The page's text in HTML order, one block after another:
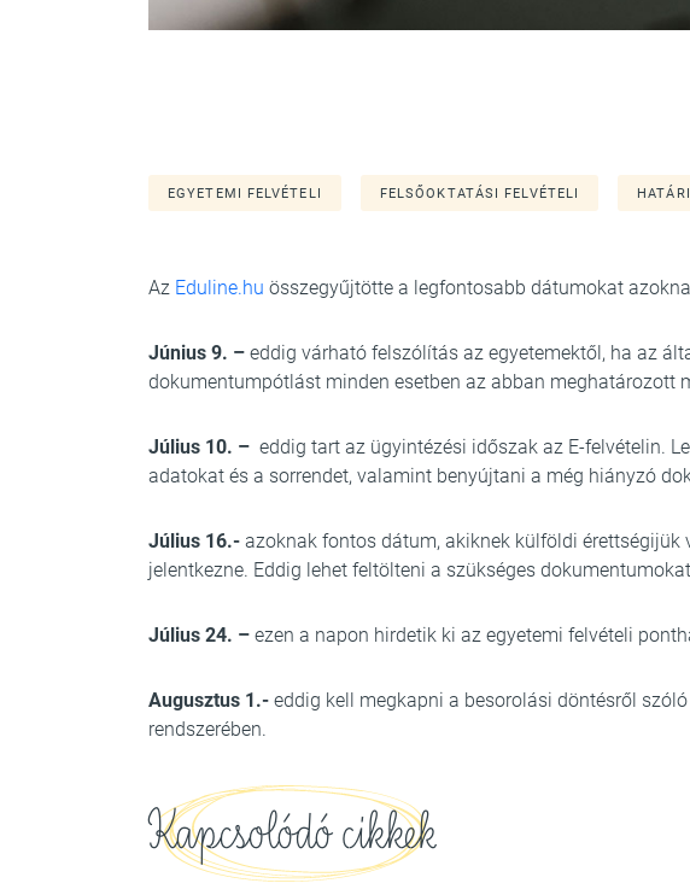
EGYETEMI FELVÉTELI FELSŐOKTATÁSI FELVÉTELI
Az Eduline.hu összegyűjtötte a legfontosabb dátumokat
Június 9. – eddig várható felszólítás az egyetemektől, ha az
dokumentumpótlást minden esetben az abban meghatározott
Július 10. – eddig tart az ügyintézési időszak az E-felvételin.
adatokat és a sorrendet, valamint benyújtani a még hiányzó
Július 16.- azoknak fontos dátum, akiknek külföldi érettségijük
jelentkezne. Eddig lehet feltölteni a szükséges
Július 24. – ezen a napon hirdetik ki az egyetemi felvételi
Augusztus 1.- eddig kell megkapni a besorolási döntésről
rendszerében.
Kapcsolódó cikkek